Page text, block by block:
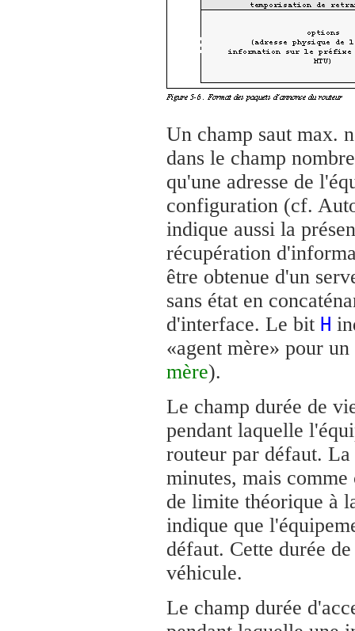
Un champ saut max.
dans le champ
qu'une adresse de
configuration (cf.
indique aussi la
récupération
être obtenue d'un
sans état en
d'interface. Le bit H
«agent mère» pour
mère).
Le champ durée de
pendant laquelle
routeur par défaut.
minutes, mais
de limite théorique à
indique que
défaut. Cette durée
véhicule.
Le champ durée